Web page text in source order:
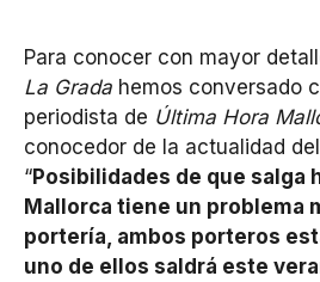
Para conocer con mayor
La Grada hemos conversado
periodista de Última Hora
conocedor de la actualidad
“Posibilidades de que salga
Mallorca tiene un problema
portería, ambos porteros
uno de ellos saldrá este